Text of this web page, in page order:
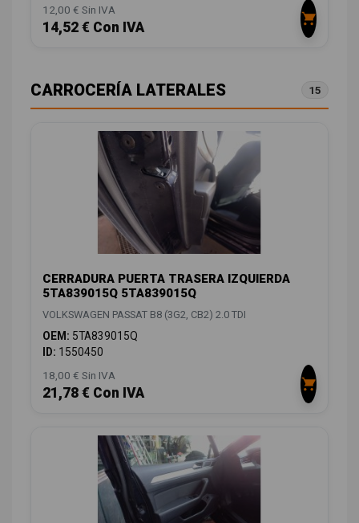
12,00 € Sin IVA
14,52 € Con IVA
CARROCERÍA LATERALES 15
CERRADURA PUERTA TRASERA IZQUIERDA
5TA839015Q 5TA839015Q
VOLKSWAGEN PASSAT B8 (3G2, CB2) 2.0 TDI
OEM: 5TA839015Q
ID: 1550450
18,00 € Sin IVA
21,78 € Con IVA